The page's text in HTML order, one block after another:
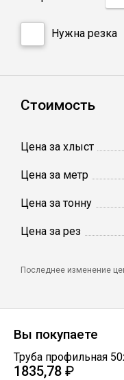
Профлист
Сетка
Круги
Скобо-
Остальное
Нужна резка
Стоимость
Цена за хлыст
Цена за метр
Цена за тонну
Цена за рез
Последнее изменение
Вы покупаете
Труба профильная
1835,78 ₽